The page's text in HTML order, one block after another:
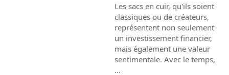
Les sacs en cuir, qu'ils soient
classiques ou de créateurs,
représentent non seulement
un investissement financier,
mais également une valeur
sentimentale. Avec le temps,
…